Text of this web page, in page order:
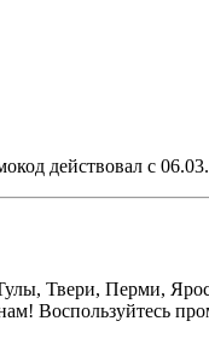
действовал с
Твери, Перми,
Воспользуйтесь